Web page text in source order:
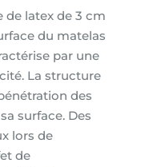
de latex de 3 cm
du matelas
par une
La structure
des
surface. Des
lors de
de